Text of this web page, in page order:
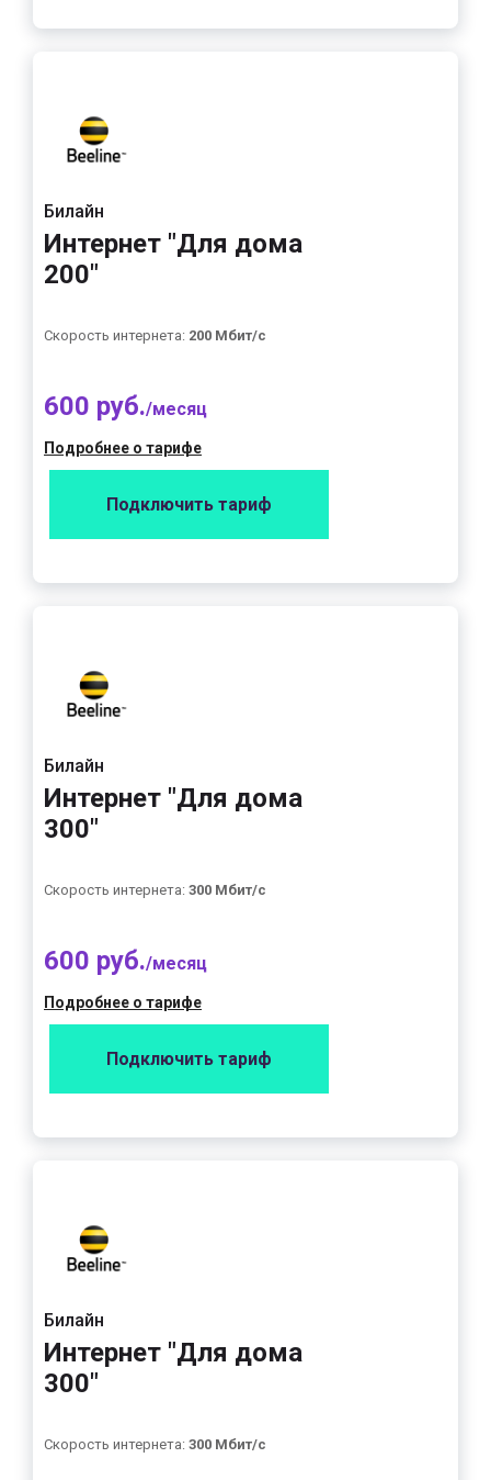
Билайн
Интернет "Для дома
200"
Скорость интернета: 200 Мбит/с
600 руб./месяц
Подробнее о тарифе
Подключить тариф
Билайн
Интернет "Для дома
300"
Скорость интернета: 300 Мбит/с
600 руб./месяц
Подробнее о тарифе
Подключить тариф
Билайн
Интернет "Для дома
300"
Скорость интернета: 300 Мбит/с